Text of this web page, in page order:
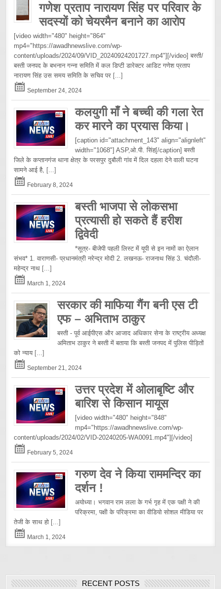
गणेश प्रताप नारायण सिंह पर परिवार के
सदस्यों को चेयरमैन बनाने का आरोप
[video width="480" height="864"
mp4="https://awadhnewslive.com/wp-
content/uploads/2024/09/VID_20240924201727.mp4"][/video] बस्ती/
बस्ती जनपद के बभनान गन्ना समिति में कल डिप्टी डारेक्टर आडिट गणेश प्रताप
नारायण सिंह उस समय समिति के सचिव पर [...]
September 24, 2024
कलयुगी माँ ने बच्ची की गला रेत
कर मारने का प्रयास किया।
[caption id="attachment_143" align="alignleft"
width="1068"] ASP,ओ.पी. सिंह[/caption] बस्ती
जिले के कप्तानगंज थाना क्षेत्र के परसपुर दुबौली गांव में दिल दहला देने वाली घटना
सामने आई है, [...]
February 8, 2024
बस्ती भाजपा से लोकसभा
प्रत्यासी हो सकते हैं हरीश
द्विवेदी
*सूत्र- बीजेपी पहली लिस्ट में यूपी से इन नामों का ऐलान
संभव* 1. वाराणसी- प्रधानमंत्री नरेन्द्र मोदी 2. लखनऊ- राजनाथ सिंह 3. चंदौली-
महेन्द्र नाथ [...]
March 1, 2024
सरकार की माफिया गैंग बनी एस टी
एफ – अभिताभ ठाकुर
बस्ती - पूर्व आईपीएस और आजाद अधिकार सेना के राष्ट्रीय अध्यक्ष
अमिताभ ठाकुर ने बस्ती में बताया कि बस्ती जनपद में पुलिस पीड़ितों
को न्याय [...]
September 21, 2024
उत्तर प्रदेश में ओलाबृष्टि और
बारिश से किसान मायूस
[video width="480" height="848"
mp4="https://awadhnewslive.com/wp-
content/uploads/2024/02/VID-20240205-WA0091.mp4"][/video]
February 5, 2024
गरुण देव ने किया राममन्दिर का
दर्शन !
अयोध्या। भगवान राम लला के गर्भ गृह में एक पक्षी ने की
परिक्रमा, पक्षी के परिक्रमा का वीडियो सोशल मीडिया पर
तेजी के साथ हो [...]
March 1, 2024
RECENT POSTS